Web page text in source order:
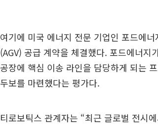
여기에 미국 에너지 전문 기업인 포드에
(AGV) 공급 계약을 체결했다. 포드에너지
공장에 핵심 이송 라인을 담당하게 되는
두보를 마련했다는 평가다.
티로보틱스 관계자는 “최근 글로벌 전시